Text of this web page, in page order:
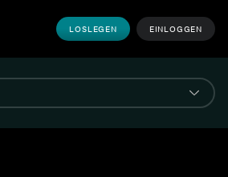
LOSLEGEN EINLOGGEN